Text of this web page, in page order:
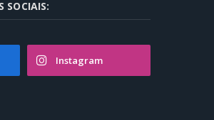
SOCIAIS:
Instagram